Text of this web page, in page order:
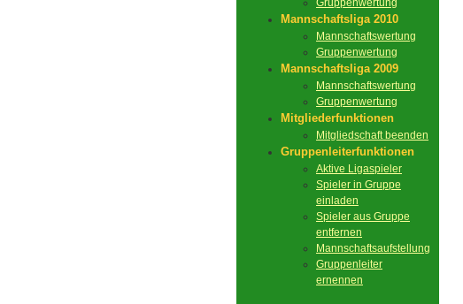
Gruppenwertung
Mannschaftsliga 2010
Mannschaftswertung
Gruppenwertung
Mannschaftsliga 2009
Mannschaftswertung
Gruppenwertung
Mitgliederfunktionen
Mitgliedschaft beenden
Gruppenleiterfunktionen
Aktive Ligaspieler
Spieler in Gruppe
einladen
Spieler aus Gruppe
entfernen
Mannschaftsaufstellung
Gruppenleiter
ernennen